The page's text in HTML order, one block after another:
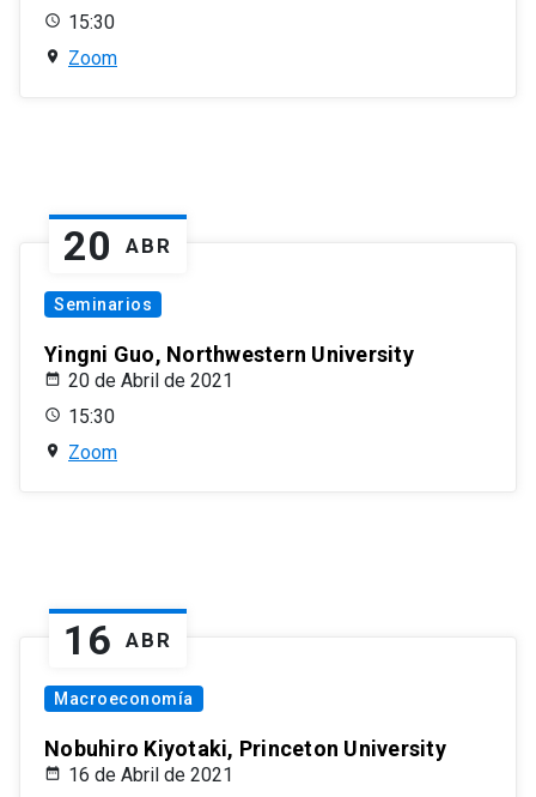
15:30
Zoom
20 ABR
Seminarios
Yingni Guo, Northwestern University
20 de Abril de 2021
15:30
Zoom
16 ABR
Macroeconomía
Nobuhiro Kiyotaki, Princeton University
16 de Abril de 2021